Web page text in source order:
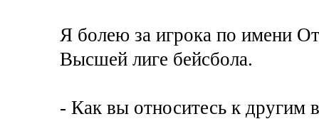
Я болею за игрока по имени
Высшей лиге бейсбола.
- Как вы относитесь к другим